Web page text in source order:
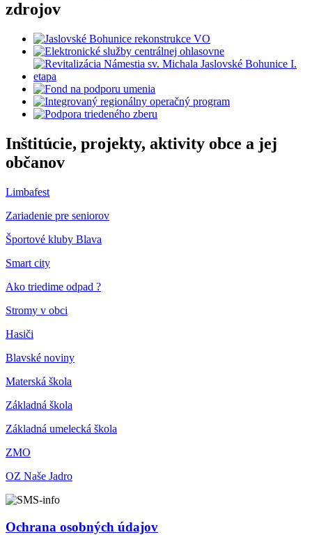
zdrojov
Inštitúcie, projekty, aktivity obce a jej
občanov
Limbafest
Zariadenie pre seniorov
Športové kluby Blava
Smart city
Ako triedime odpad ?
Stromy v obci
Hasiči
Blavské noviny
Materská škola
Základná škola
Základná umelecká škola
ZMO
OZ Naše Jadro
Ochrana osobných údajov